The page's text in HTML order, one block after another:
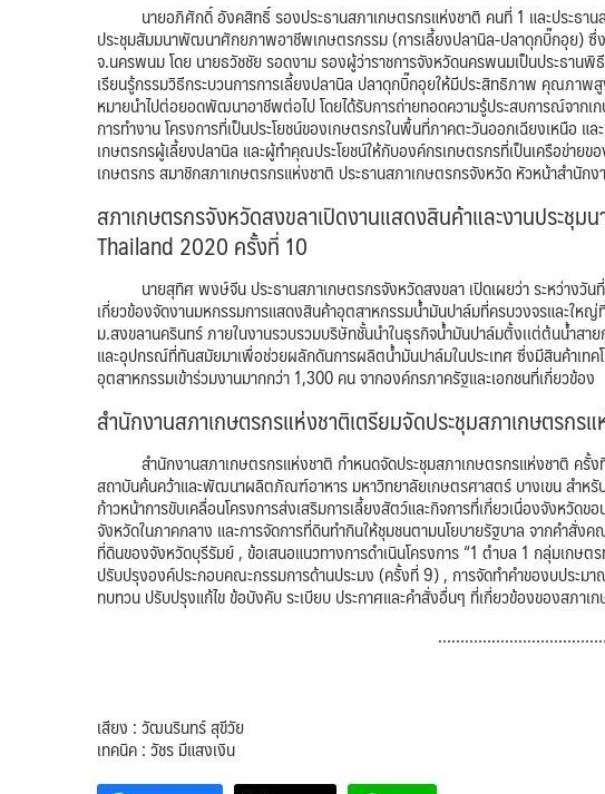
นายอภิศักดิ์ อังคสิทธิ์ รองประธานสภาเกษตรกรแห่งชาติ คนที่ 1 และประธานส
ประชุมสัมมนาพัฒนาศักยภาพอาชีพเกษตรกรรม (การเลี้ยงปลานิล-ปลาดุกบิ๊กอุย)
จ.นครพนม โดย นายธวัชชัย รอดงาม รองผู้ว่าราชการจังหวัดนครพนมเป็นประธานพิ
เรียนรู้กรรมวิธีกระบวนการการเลี้ยงปลานิล ปลาดุกบิ๊กอุยให้มีประสิทธิภาพ คุณภา
หมายนำไปต่อยอดพัฒนาอาชีพต่อไป โดยได้รับการถ่ายทอดความรู้ประสบการณ์จาก
การทำงาน โครงการที่เป็นประโยชน์ของเกษตรกรในพื้นที่ภาคตะวันออกเฉียงเหนือ
เกษตรกรผู้เลี้ยงปลานิล และผู้ทำคุณประโยชน์ให้กับองค์กรเกษตรกรที่เป็นเครือข่า
เกษตรกร สมาชิกสภาเกษตรกรแห่งชาติ ประธานสภาเกษตรกรจังหวัด หัวหน้าสำนัก
สภาเกษตรกรจังหวัดสงขลาเปิดงานแสดงสินค้าและงานประชุ
Thailand 2020 ครั้งที่ 10
นายสุทิศ พงษ์จีน ประธานสภาเกษตรกรจังหวัดสงขลา เปิดเผยว่า ระหว่างวั
เกี่ยวข้องจัดงานมหกรรมการแสดงสินค้าอุตสาหกรรมน้ำมันปาล์มที่ครบวงจรและใ
ม.สงขลานครินทร์ ภายในงานรวบรวมบริษัทชั้นนำในธุรกิจน้ำมันปาล์มตั้งเเต่ต้นน้ำสา
และอุปกรณ์ที่ทันสมัยมาเพื่อช่วยผลักดันการผลิตน้ำมันปาล์มในประเทศ ซึ่งมีสินค้าเท
อุตสาหกรรมเข้าร่วมงานมากกว่า 1,300 คน จากองค์กรภาครัฐและเอกชนที่เกี่ยวข้อง
สำนักงานสภาเกษตรกรแห่งชาติเตรียมจัดประชุมสภาเกษตรก
สำนักงานสภาเกษตรกรแห่งชาติ กำหนดจัดประชุมสภาเกษตรกรแห่งชาติ ค
สถาบันค้นคว้าและพัฒนาผลิตภัณฑ์อาหาร มหาวิทยาลัยเกษตรศาสตร์ บางเขน สำหรั
ก้าวหน้าการขับเคลื่อนโครงการส่งเสริมการเลี้ยงสัตว์และกิจการที่เกี่ยวเนื่องจังหวั
จังหวัดในภาคกลาง และการจัดการที่ดินทำกินให้ชุมชนตามนโยบายรัฐบาล จากคำสั่
ที่ดินของจังหวัดบุรีรัมย์ , ข้อเสนอแนวทางการดำเนินโครงการ “1 ตำบล 1 กลุ่มเก
ปรับปรุงองค์ประกอบคณะกรรมการด้านประมง (ครั้งที่ 9) , การจัดทำคำของบประ
ทบทวน ปรับปรุงแก้ไข ข้อบังคับ ระเบียบ ประกาศและคำสั่งอื่นๆ ที่เกี่ยวข้องของสภา
เสียง : วัฒนรินทร์ สุขีวัย
เทคนิค : วัชร มีแสงเงิน